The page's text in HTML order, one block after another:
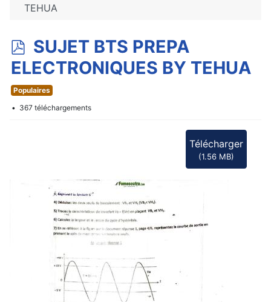
TEHUA
p
d
f
SUJET BTS PREPA
ELECTRONIQUES BY TEHUA
Populaires
367 téléchargements
Télécharger
(1.56 MB)